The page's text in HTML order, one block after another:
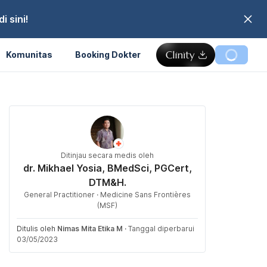
sini!
Komunitas Booking Dokter
Ditinjau secara medis oleh
dr. Mikhael Yosia, BMedSci, PGCert,
DTM&H.
General Practitioner · Medicine Sans Frontières
(MSF)
Ditulis oleh Nimas Mita Etika M · Tanggal diperbarui
03/05/2023